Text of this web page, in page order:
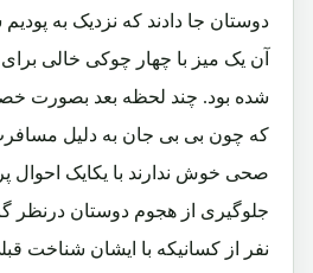
دوستان جا دادند که نزدیک به
آن یک میز با چهار چوکی خالی
شده بود. چند لحظه بعد بصورت
که چون بی بی جان به دلیل
صحی خوش ندارند با یکایک احوال
جلوگیری از هجوم دوستان
نفر از کسانیکه با ایشان شناخت